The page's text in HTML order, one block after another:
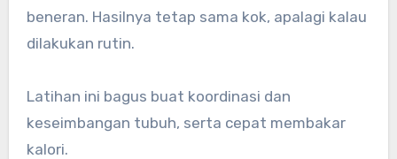
beneran. Hasilnya tetap sama kok, apalagi kalau
dilakukan rutin.
Latihan ini bagus buat koordinasi dan
keseimbangan tubuh, serta cepat membakar
kalori.